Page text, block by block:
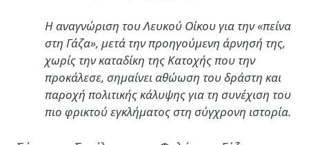
Η αναγνώριση του Λευκού Οίκου για την «πείνα
στη Γάζα», μετά την προηγούμενη άρνησή της,
χωρίς την καταδίκη της Κατοχής που την
προκάλεσε, σημαίνει αθώωση του δράστη και
παροχή πολιτικής κάλυψης για τη συνέχιση του
πιο φρικτού εγκλήματος στη σύγχρονη ιστορία.